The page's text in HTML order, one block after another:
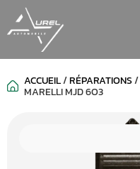
ACCUEIL/RÉPARATIONS/
MARELLI MJD 6O3